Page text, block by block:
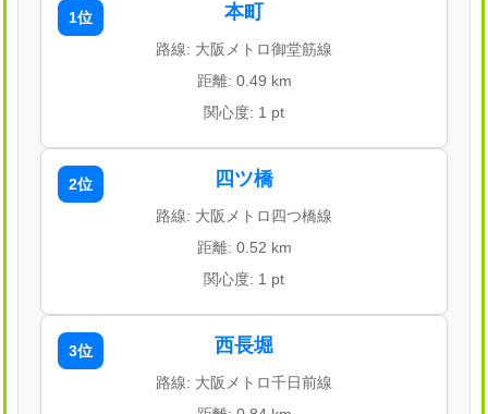
1位 本町
路線: 大阪メトロ御堂筋線
距離: 0.49 km
関心度: 1 pt
2位 四ツ橋
路線: 大阪メトロ四つ橋線
距離: 0.52 km
関心度: 1 pt
3位 西長堀
路線: 大阪メトロ千日前線